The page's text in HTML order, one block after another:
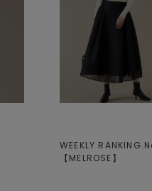
WEEKLY
【 MELROSE 】